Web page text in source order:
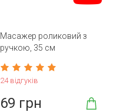
Масажер роликовий з
ручкою, 35 см
24 відгуків
69 грн